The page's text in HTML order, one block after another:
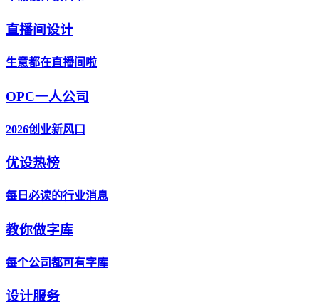
直播间设计
生意都在直播间啦
OPC一人公司
2026创业新风口
优设热榜
每日必读的行业消息
教你做字库
每个公司都可有字库
设计服务